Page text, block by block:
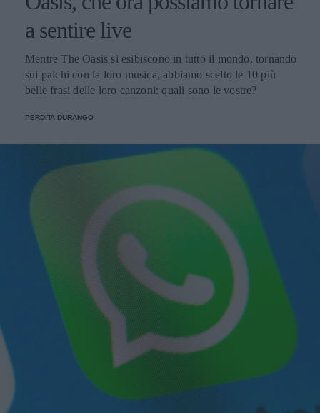
a sentire live
Mentre The Oasis si esibiscono in tutto il mondo, tornando
sui palchi con la loro musica, abbiamo scelto le 10 più
belle frasi delle loro canzoni: quali sono le vostre?
PERDITA DURANGO